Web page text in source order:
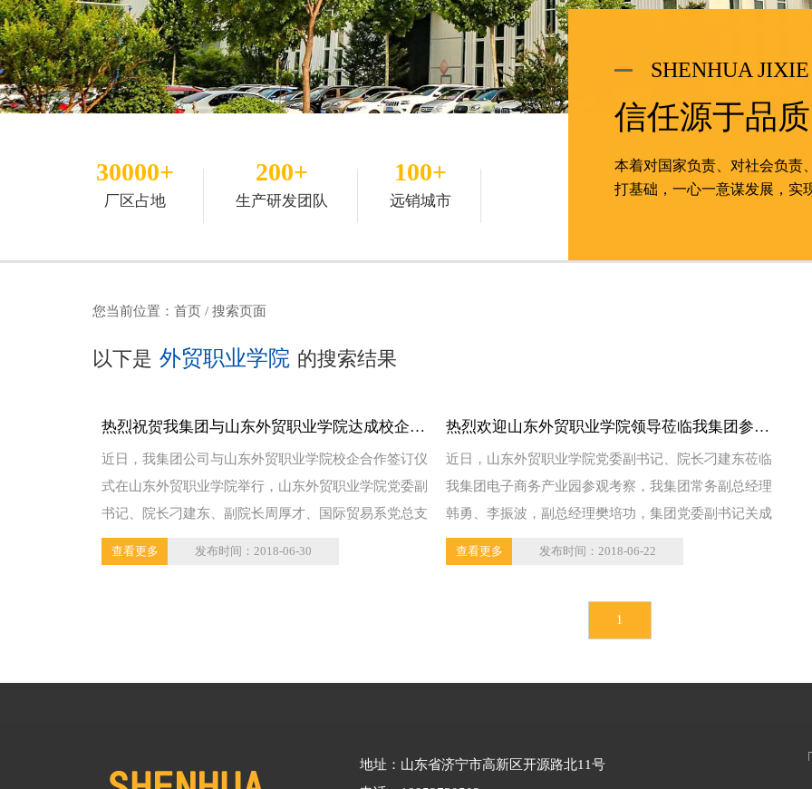
30000+
厂区占地
200+
生产研发团队
100+
远销城市
SHENHUA JIXIE
信任源于品
本着对国家负责、对社会负责
打基础，一心一意谋发展，实
您当前位置： 首页 / 搜索页面
以下是 外贸职业学院 的搜索结果
热烈祝贺我集团与山东外贸职业学院达成校企合
作
近日，我集团公司与山东外贸职业学院校企合作签订仪
式在山东外贸职业学院举行，山东外贸职业学院党委副
书记、院长刁建东、副院长周厚才、国际贸易系党总支
书记苏春...
查看更多 发布时间：2018-06-30
热烈欢迎山东外贸职业学院领导莅临我集团参观
考察
近日，山东外贸职业学院党委副书记、院长刁建东莅临
我集团电子商务产业园参观考察，我集团常务副总经理
韩勇、李振波，副总经理樊培功，集团党委副书记关成
辉，办公...
查看更多 发布时间：2018-06-22
1
地址：山东省济宁市高新区开源路北11号